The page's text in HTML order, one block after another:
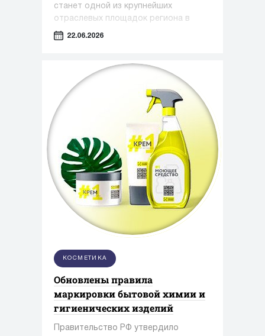
станет одной из крупнейших
отраслевых площадок региона в
сфере медицины, фармацевтики и
22.06.2026
КОСМЕТИКА
Обновлены правила
маркировки бытовой химии и
гигиенических изделий
Правительство РФ утвердило